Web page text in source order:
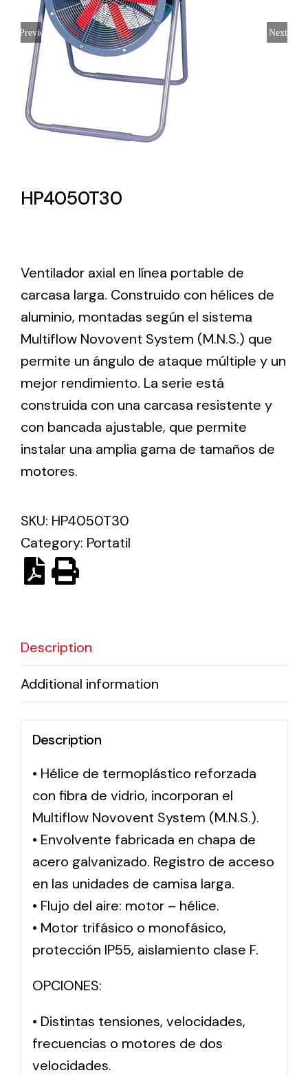
Lighting and Electrical
Equipment
Complete solutions in lighting and electrical
material for each project and need
Ventilation
The incorporation of Novovent into the group
meant a greater offer of ventilation products for
different uses
Iluminación Solar
Variedad de soluciones solares para todo tipo
de necesidades.
Solar lighting
Variety of solar solutions for all kinds of needs.
Previous Next
HP4050T30
Ventilador axial en línea portable de
carcasa larga. Construido con hélices de
aluminio, montadas según el sistema
Multiflow Novovent System (M.N.S.) que
permite un ángulo de ataque múltiple y un
mejor rendimiento. La serie está
construida con una carcasa resistente y
con bancada ajustable, que permite
instalar una amplia gama de tamaños de
motores.
SKU: HP4050T30
Category: Portatil
Description
Additional information
Description
• Hélice de termoplástico reforzada
con fibra de vidrio, incorporan el
Multiflow Novovent System (M.N.S.).
• Envolvente fabricada en chapa de
acero galvanizado. Registro de acceso
en las unidades de camisa larga.
• Flujo del aire: motor – hélice.
• Motor trifásico o monofásico,
protección IP55, aislamiento clase F.
OPCIONES:
• Distintas tensiones, velocidades,
frecuencias o motores de dos
velocidades.